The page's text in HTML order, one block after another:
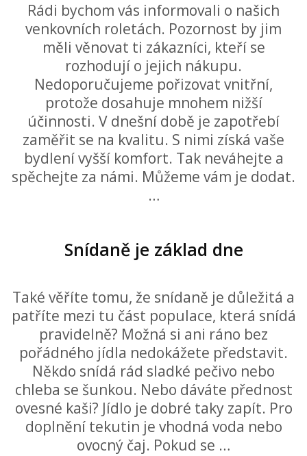
Rádi bychom vás informovali o našich
venkovních roletách. Pozornost by jim
měli věnovat ti zákazníci, kteří se
rozhodují o jejich nákupu.
Nedoporučujeme pořizovat vnitřní,
protože dosahuje mnohem nižší
účinnosti. V dnešní době je zapotřebí
zaměřit se na kvalitu. S nimi získá vaše
bydlení vyšší komfort. Tak neváhejte a
spěchejte za námi. Můžeme vám je dodat.
…
Snídaně je základ dne
Také věříte tomu, že snídaně je důležitá a
patříte mezi tu část populace, která snídá
pravidelně? Možná si ani ráno bez
pořádného jídla nedokážete představit.
Někdo snídá rád sladké pečivo nebo
chleba se šunkou. Nebo dáváte přednost
ovesné kaši? Jídlo je dobré taky zapít. Pro
doplnění tekutin je vhodná voda nebo
ovocný čaj. Pokud se …